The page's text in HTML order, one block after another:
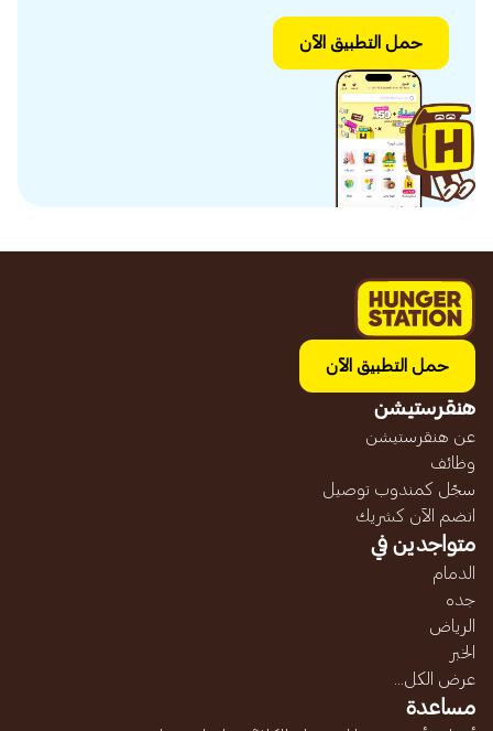
حمل التطبيق الآن
حمل التطبيق الآن
هنقرستيشن
عن هنقرستيشن
وظائف
سجّل كمندوب توصيل
انضم الآن كشريك
متواجدين في
الدمام
جده
الرياض
الخبر
عرض الكل...
مساعدة